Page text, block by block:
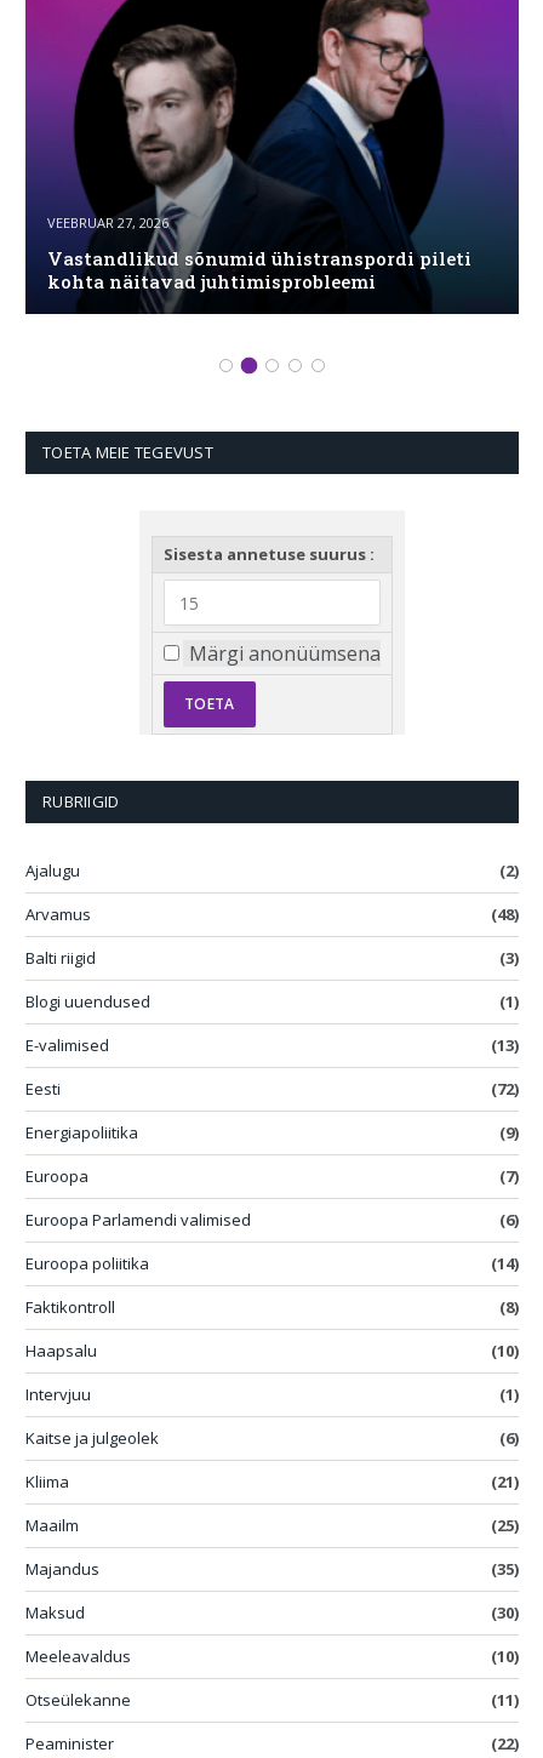
VEEBRUAR 27, 2026
Vastandlikud sõnumid ühistranspordi pileti
kohta näitavad juhtimisprobleemi
TOETA MEIE TEGEVUST
Sisesta annetuse suurus :
Märgi anonüümsena
RUBRIIGID
Ajalugu
(2)
Arvamus
(48)
Balti riigid
(3)
Blogi uuendused
(1)
E-valimised
(13)
Eesti
(72)
Energiapoliitika
(9)
Euroopa
(7)
Euroopa Parlamendi valimised
(6)
Euroopa poliitika
(14)
Faktikontroll
(8)
Haapsalu
(10)
Intervjuu
(1)
Kaitse ja julgeolek
(6)
Kliima
(21)
Maailm
(25)
Majandus
(35)
Maksud
(30)
Meeleavaldus
(10)
Otseülekanne
(11)
Peaminister
(22)